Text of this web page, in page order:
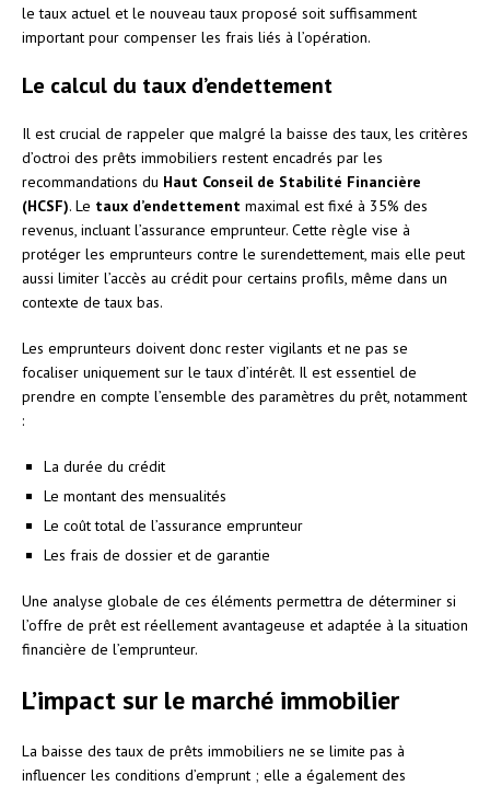
le taux actuel et le nouveau taux proposé soit suffisamment
important pour compenser les frais liés à l’opération.
Le calcul du taux d’endettement
Il est crucial de rappeler que malgré la baisse des taux, les critères
d’octroi des prêts immobiliers restent encadrés par les
recommandations du Haut Conseil de Stabilité Financière
(HCSF). Le taux d’endettement maximal est fixé à 35% des
revenus, incluant l’assurance emprunteur. Cette règle vise à
protéger les emprunteurs contre le surendettement, mais elle peut
aussi limiter l’accès au crédit pour certains profils, même dans un
contexte de taux bas.
Les emprunteurs doivent donc rester vigilants et ne pas se
focaliser uniquement sur le taux d’intérêt. Il est essentiel de
prendre en compte l’ensemble des paramètres du prêt, notamment
:
La durée du crédit
Le montant des mensualités
Le coût total de l’assurance emprunteur
Les frais de dossier et de garantie
Une analyse globale de ces éléments permettra de déterminer si
l’offre de prêt est réellement avantageuse et adaptée à la situation
financière de l’emprunteur.
L’impact sur le marché immobilier
La baisse des taux de prêts immobiliers ne se limite pas à
influencer les conditions d’emprunt ; elle a également des